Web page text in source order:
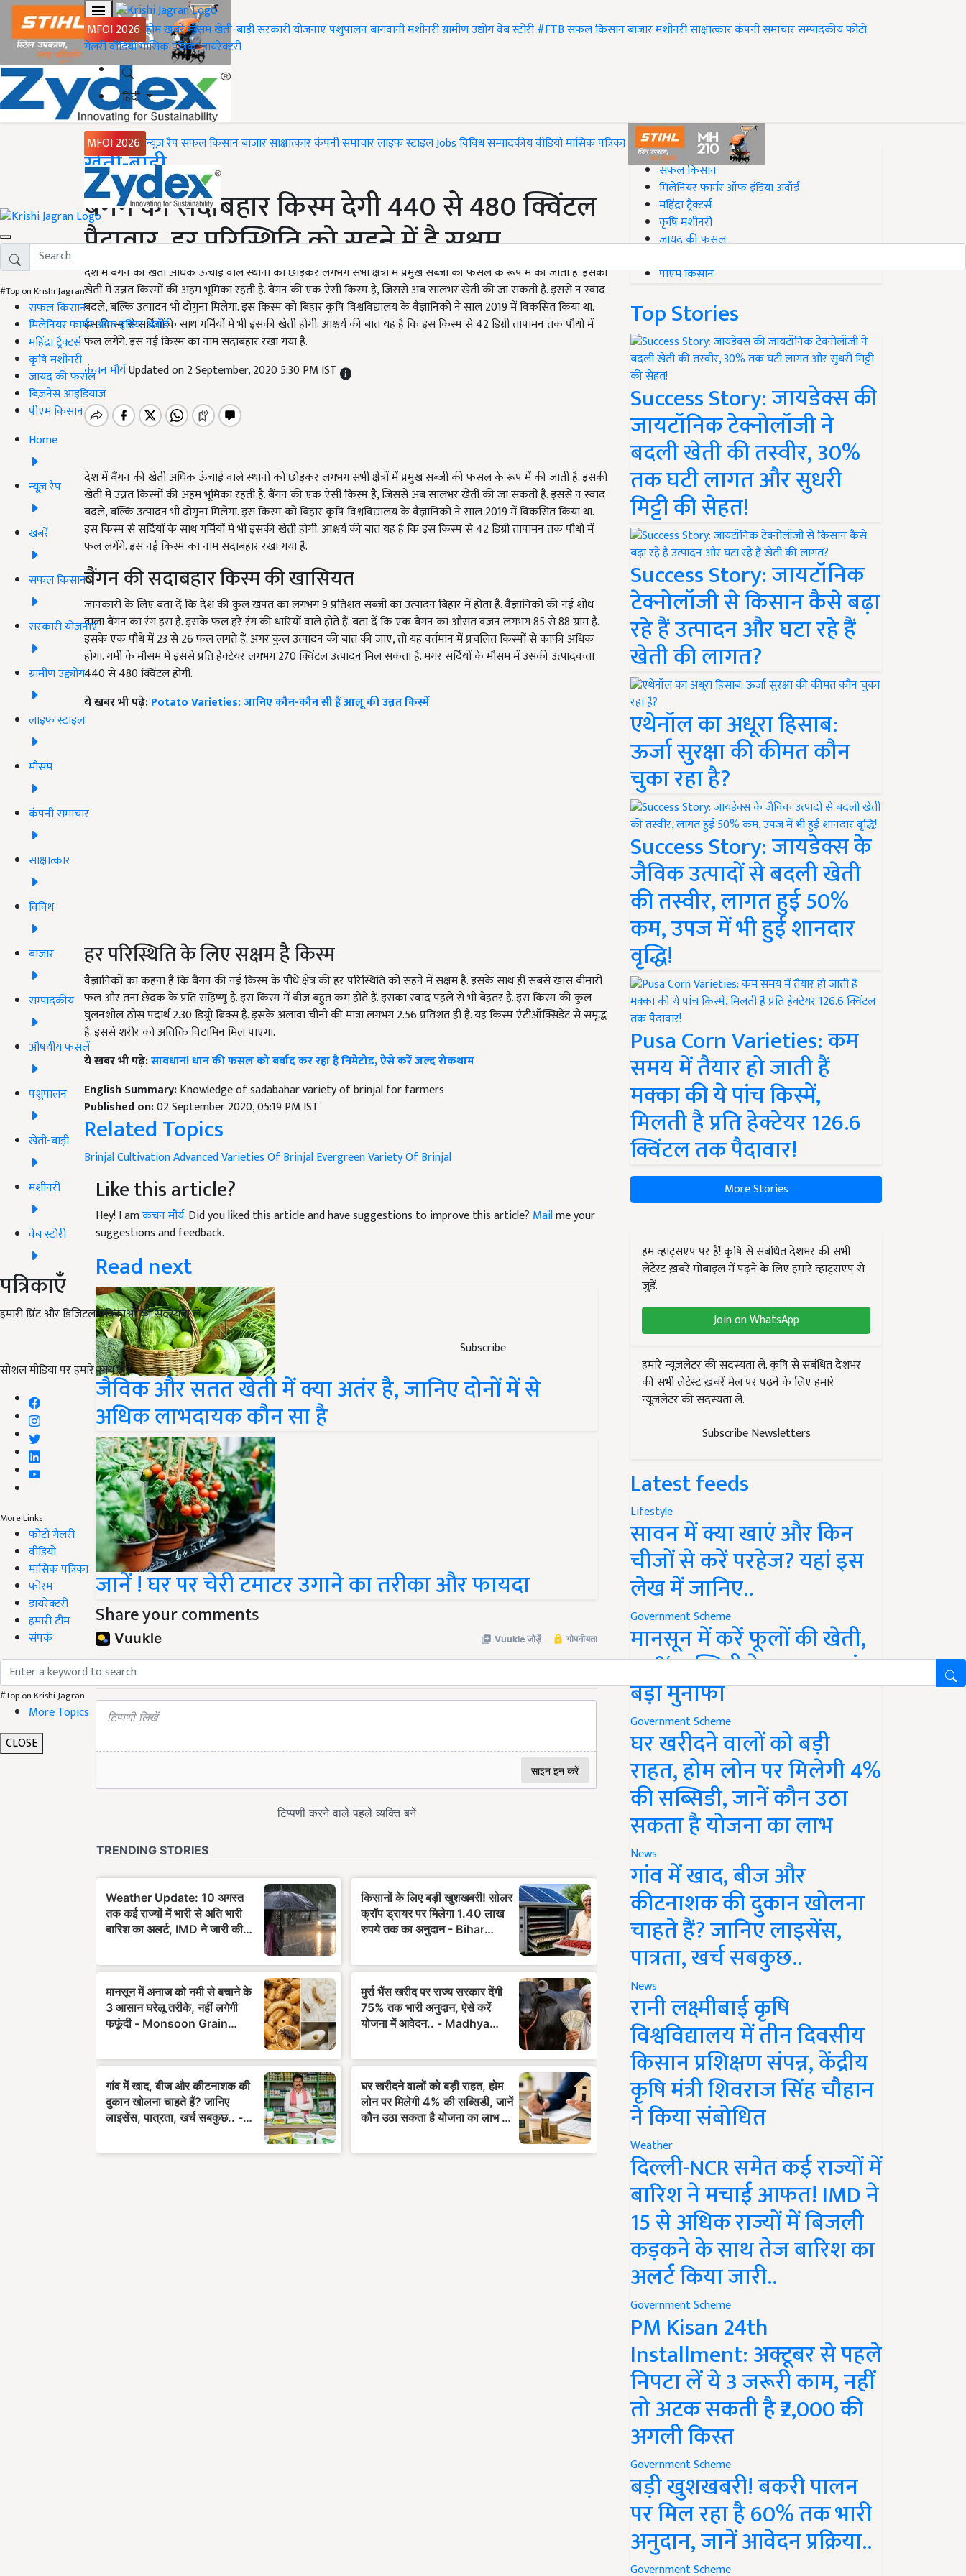
MFOI 2026 होमख़बरेंमौसमखेती-बाड़ीसरकारी योजनाएंपशुपालनबागवानीमशीनरीग्रामीण उद्योगवेब स्टोरी#FTBसफल किसानबाजारमशीनरीसाक्षात्कारकंपनी समाचारसम्पादकीयफोटो
गैलरीवीडियोमासिक पत्रिकाडायरेक्टरी
हिंदी
MFOI 2026 न्यूज़ रैपसफल किसानबाजारसाक्षात्कारकंपनी समाचारलाइफ स्टाइलJobsविविधसम्पादकीयवीडियोमासिक पत्रिका
#Top on Krishi Jagran
सफल किसान
मिलेनियर फार्मर ऑफ इंडिया अवॉर्ड
महिंद्रा ट्रैक्टर्स
कृषि मशीनरी
जायद की फसल
बिज़नेस आइडियाज
पीएम किसान
Home
न्यूज़ रैप
खबरें
सफल किसान
सरकारी योजनाएं
ग्रामीण उद्द्योग
लाइफ स्टाइल
मौसम
कंपनी समाचार
साक्षात्कार
विविध
बाजार
सम्पादकीय
औषधीय फसलें
पशुपालन
खेती-बाड़ी
मशीनरी
वेब स्टोरी
पत्रिकाएँ
हमारी प्रिंट और डिजिटल पत्रिकाओं की सदस्यता लें
Subscribe
सोशल मीडिया पर हमारे साथ जुड़ें:
More Links
फोटो गैलरी
वीडियो
मासिक पत्रिका
फोरम
डायरेक्टरी
हमारी टीम
संपर्क
#Top on Krishi Jagran
More Topics
CLOSE
Home
खेती-बाड़ी
बैंगन की सदाबहार किस्म देगी 440 से 480 क्विंटल
पैदावार, हर परिस्थिति को सहने में है सक्षम
देश में बैंगन की खेती अधिक ऊंचाई वाले स्थानों को छोड़कर लगभग सभी क्षेत्रों में प्रमुख सब्जी की फसल के रूप में की जाती है. इसकी
खेती में उन्नत किस्मों की अहम भूमिका रहती है. बैंगन की एक ऐसी किस्म है, जिससे अब सालभर खेती की जा सकती है. इससे न स्वाद
बदले, बल्कि उत्पादन भी दोगुना मिलेगा. इस किस्म को बिहार कृषि विश्वविद्यालय के वैज्ञानिकों ने साल 2019 में विकसित किया था.
इस किस्म से सर्दियों के साथ गर्मियों में भी इसकी खेती होगी. आश्चर्य की बात यह है कि इस किस्म से 42 डिग्री तापामन तक पौधों में
फल लगेंगे. इस नई किस्म का नाम सदाबहार रखा गया है.
कंचन मौर्यUpdated on 2 September, 2020 5:30 PM IST
देश में बैंगन की खेती अधिक ऊंचाई वाले स्थानों को छोड़कर लगभग सभी क्षेत्रों में प्रमुख सब्जी की फसल के रूप में की जाती है. इसकी
खेती में उन्नत किस्मों की अहम भूमिका रहती है. बैंगन की एक ऐसी किस्म है, जिससे अब सालभर खेती की जा सकती है. इससे न स्वाद
बदले, बल्कि उत्पादन भी दोगुना मिलेगा. इस किस्म को बिहार कृषि विश्वविद्यालय के वैज्ञानिकों ने साल 2019 में विकसित किया था.
इस किस्म से सर्दियों के साथ गर्मियों में भी इसकी खेती होगी. आश्चर्य की बात यह है कि इस किस्म से 42 डिग्री तापामन तक पौधों में
फल लगेंगे. इस नई किस्म का नाम सदाबहार रखा गया है.
बैंगन की सदाबहार किस्म की खासियत
जानकारी के लिए बता दें कि देश की कुल खपत का लगभग 9 प्रतिशत सब्जी का उत्पादन बिहार में होता है. वैज्ञानिकों की नई शोध
वाला बैंगन का रंग हरा है. इसके फल हरे रंग की धारियों वाले होते हैं. बता दें कि एक बैंगन का औसत वजन लगभग 85 से 88 ग्राम है.
इसके एक पौधे में 23 से 26 फल लगते हैं. अगर कुल उत्पादन की बात की जाए, तो यह वर्तमान में प्रचलित किस्मों से काफी अधिक
होगा. गर्मी के मौसम में इससे प्रति हेक्टेयर लगभग 270 क्विंटल उत्पादन मिल सकता है. मगर सर्दियों के मौसम में उसकी उत्पादकता
440 से 480 क्विंटल होगी.
ये खबर भी पढ़े:Potato Varieties: जानिए कौन-कौन सी हैं आलू की उन्नत किस्में
हर परिस्थिति के लिए सक्षम है किस्म
वैज्ञानिकों का कहना है कि बैंगन की नई किस्म के पौधे क्षेत्र की हर परिस्थिति को सहने में सक्षम हैं. इसके साथ ही सबसे खास बीमारी
फल और तना छेदक के प्रति सहिष्णु है. इस किस्म में बीज बहुत कम होते हैं. इसका स्वाद पहले से भी बेहतर है. इस किस्म की कुल
घुलनशील ठोस पदार्थ 2.30 डिग्र्री ब्रिक्स है. इसके अलावा चीनी की मात्रा लगभग 2.56 प्रतिशत ही है. यह किस्म एंटीऑक्सिडेंट से समृद्ध
है. इससे शरीर को अतिक्ति विटामिन मिल पाएगा.
ये खबर भी पढ़े:सावधान! धान की फसल को बर्बाद कर रहा है निमेटोड, ऐसे करें जल्द रोकथाम
English Summary:Knowledge of sadabahar variety of brinjal for farmers
Published on:02 September 2020, 05:19 PM IST
Related Topics
Brinjal CultivationAdvanced Varieties Of BrinjalEvergreen Variety Of Brinjal
Like this article?
Hey! I amकंचन मौर्य. Did you liked this article and have suggestions to improve this article? Mailme your
suggestions and feedback.
Read next
जैविक और सतत खेती में क्या अतंर है, जानिए दोनों में से
अधिक लाभदायक कौन सा है
जानें ! घर पर चेरी टमाटर उगाने का तरीका और फायदा
Share your comments
#Top on Krishi Jagran
सफल किसान
मिलेनियर फार्मर ऑफ इंडिया अवॉर्ड
महिंद्रा ट्रैक्टर्स
कृषि मशीनरी
जायद की फसल
पीएम किसान
Top Stories
Success Story: जायडेक्स की
जायटॉनिक टेक्नोलॉजी ने
बदली खेती की तस्वीर, 30%
तक घटी लागत और सुधरी
मिट्टी की सेहत!
Success Story: जायटॉनिक
टेक्नोलॉजी से किसान कैसे बढ़ा
रहे हैं उत्पादन और घटा रहे हैं
खेती की लागत?
एथेनॉल का अधूरा हिसाब:
ऊर्जा सुरक्षा की कीमत कौन
चुका रहा है?
Success Story: जायडेक्स के
जैविक उत्पादों से बदली खेती
की तस्वीर, लागत हुई 50%
कम, उपज में भी हुई शानदार
वृद्धि!
Pusa Corn Varieties: कम
समय में तैयार हो जाती हैं
मक्का की ये पांच किस्में,
मिलती है प्रति हेक्टेयर 126.6
क्विंटल तक पैदावार!
More Stories
हम व्हाट्सएप पर हैं! कृषि से संबंधित देशभर की सभी
लेटेस्ट ख़बरें मोबाइल में पढ़ने के लिए हमारे व्हाट्सएप से
जुड़ें.
Join on WhatsApp
हमारे न्यूज़लेटर की सदस्यता लें. कृषि से संबंधित देशभर
की सभी लेटेस्ट ख़बरें मेल पर पढ़ने के लिए हमारे
न्यूज़लेटर की सदस्यता लें.
Subscribe Newsletters
Latest feeds
Lifestyle
सावन में क्या खाएं और किन
चीजों से करें परहेज? यहां इस
लेख में जानिए..
Government Scheme
मानसून में करें फूलों की खेती,
50% सब्सिडी के साथ कमाएं
बड़ा मुनाफा
Government Scheme
घर खरीदने वालों को बड़ी
राहत, होम लोन पर मिलेगी 4%
की सब्सिडी, जानें कौन उठा
सकता है योजना का लाभ
News
गांव में खाद, बीज और
कीटनाशक की दुकान खोलना
चाहते हैं? जानिए लाइसेंस,
पात्रता, खर्च सबकुछ..
News
रानी लक्ष्मीबाई कृषि
विश्वविद्यालय में तीन दिवसीय
किसान प्रशिक्षण संपन्न, केंद्रीय
कृषि मंत्री शिवराज सिंह चौहान
ने किया संबोधित
Weather
दिल्ली-NCR समेत कई राज्यों में
बारिश ने मचाई आफत! IMD ने
15 से अधिक राज्यों में बिजली
कड़कने के साथ तेज बारिश का
अलर्ट किया जारी..
Government Scheme
PM Kisan 24th
Installment: अक्टूबर से पहले
निपटा लें ये 3 जरूरी काम, नहीं
तो अटक सकती है ₹2,000 की
अगली किस्त
Government Scheme
बड़ी खुशखबरी! बकरी पालन
पर मिल रहा है 60% तक भारी
अनुदान, जानें आवेदन प्रक्रिया..
Government Scheme